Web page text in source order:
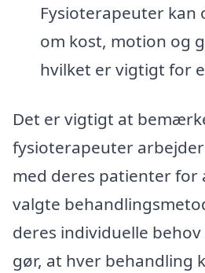
Fysioterapeuter kan
om kost, motion og
hvilket er vigtigt for
Det er vigtigt at
fysioterapeuter
med deres patienter for
valgte
deres individuelle
gør, at hver behandling